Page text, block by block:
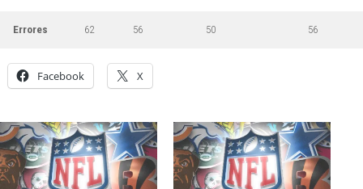
Errores 62 56 50 56
Facebook X